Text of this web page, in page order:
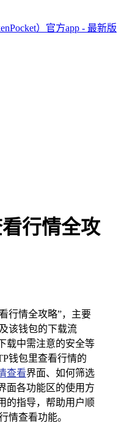
）官方app - 最新版
行情全攻
行情全攻略”，主要
该钱包的下载流
载中需注意的安全等
钱包里查看行情的
查看界面、如何筛选
面各功能区的使用方
的指导，帮助用户顺
情查看功能。